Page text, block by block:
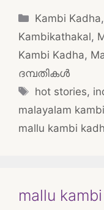
Categories
Kambi Kadha,
Kambikathakal,
Kambi Kadha,
ദമ്പതികള്‍
Tags
hot stories,
malayalam
mallu kambi
mallu